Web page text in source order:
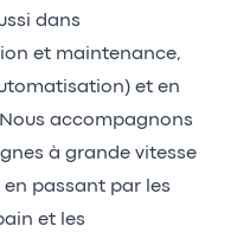
dans
et maintenance,
et en
accompagnons
à grande vitesse
passant par les
et les